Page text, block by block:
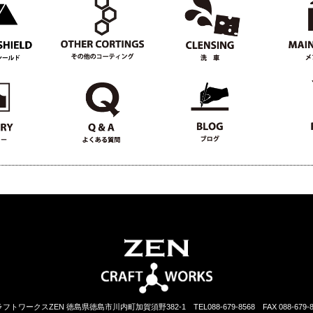
フトワークスZEN 徳島県徳島市川内町加賀須野382-1 TEL088-679-8568 FAX 088-679-